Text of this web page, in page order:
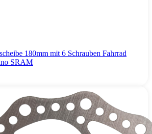
180mm mit 6 Schrauben Fahrrad
SRAM